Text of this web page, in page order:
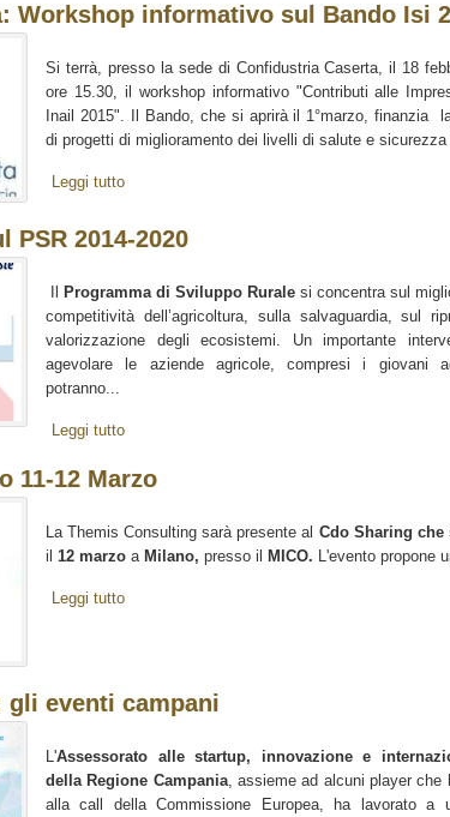
Workshop informativo sul Bando Isi
Si terrà, presso la sede di Confidustria Caserta, il 18
ore 15.30, il workshop informativo "Contributi alle
Inail 2015". Il Bando, che si aprirà il 1°marzo, finanzia
di progetti di miglioramento dei livelli di salute e
Leggi tutto
PSR 2014-2020
Programma di Sviluppo Rurale si concentra sul
competitività dell’agricoltura, sulla salvaguardia, sul
valorizzazione degli ecosistemi. Un importante
agevolare le aziende agricole, compresi i giovani
potranno...
Leggi tutto
11-12 Marzo
La Themis Consulting sarà presente al Cdo Sharing che
il 12 marzo aMilano, presso il MICO. L'evento propone
Leggi tutto
gli eventi campani
L'Assessorato alle startup, innovazione e
della Regione Campania, assieme ad alcuni player che
alla call della Commissione Europea, ha lavorato a